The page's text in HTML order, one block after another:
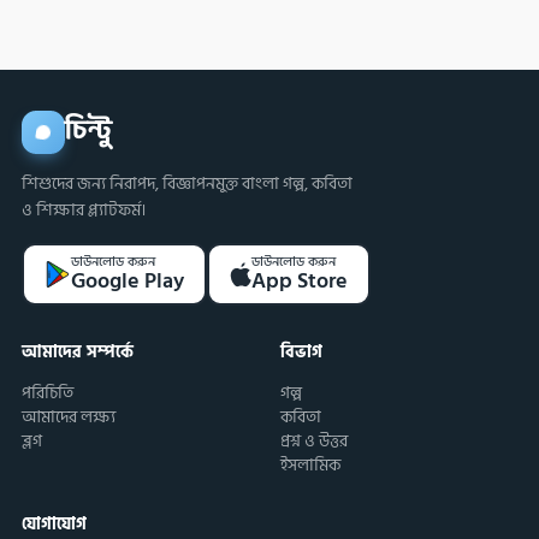
চিন্টু
শিশুদের জন্য নিরাপদ, বিজ্ঞাপনমুক্ত বাংলা গল্প, কবিতা
ও শিক্ষার প্ল্যাটফর্ম।
ডাউনলোড করুন
Google Play
ডাউনলোড করুন
App Store
আমাদের সম্পর্কে
পরিচিতি
আমাদের লক্ষ্য
ব্লগ
বিভাগ
গল্প
কবিতা
প্রশ্ন ও উত্তর
ইসলামিক
যোগাযোগ